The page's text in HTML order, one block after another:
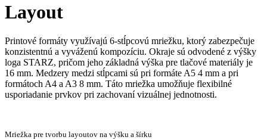
Layout
Printové formáty využívajú 6-stĺpcovú mriežku, ktorý zabezpečuje
konzistentnú a vyváženú kompozíciu. Okraje sú odvodené z výšky
loga STARZ, pričom jeho základná výška pre tlačové materiály je
16 mm. Medzery medzi stĺpcami sú pri formáte A5 4 mm a pri
formátoch A4 a A3 8 mm. Táto mriežka umožňuje flexibilné
usporiadanie prvkov pri zachovaní vizuálnej jednotnosti.
Mriežka pre tvorbu layoutov na výšku a šírku